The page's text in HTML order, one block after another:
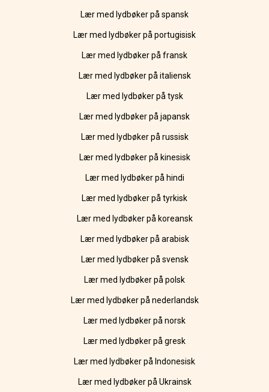
Lær med lydbøker på spansk
Lær med lydbøker på portugisisk
Lær med lydbøker på fransk
Lær med lydbøker på italiensk
Lær med lydbøker på tysk
Lær med lydbøker på japansk
Lær med lydbøker på russisk
Lær med lydbøker på kinesisk
Lær med lydbøker på hindi
Lær med lydbøker på tyrkisk
Lær med lydbøker på koreansk
Lær med lydbøker på arabisk
Lær med lydbøker på svensk
Lær med lydbøker på polsk
Lær med lydbøker på nederlandsk
Lær med lydbøker på norsk
Lær med lydbøker på gresk
Lær med lydbøker på Indonesisk
Lær med lydbøker på Ukrainsk